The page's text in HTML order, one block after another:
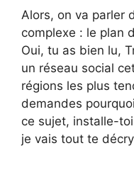
Alors, on va parler
complexe : le plan
Oui, tu as bien lu,
un réseau social
régions les plus
demandes
ce sujet, installe-
je vais tout te